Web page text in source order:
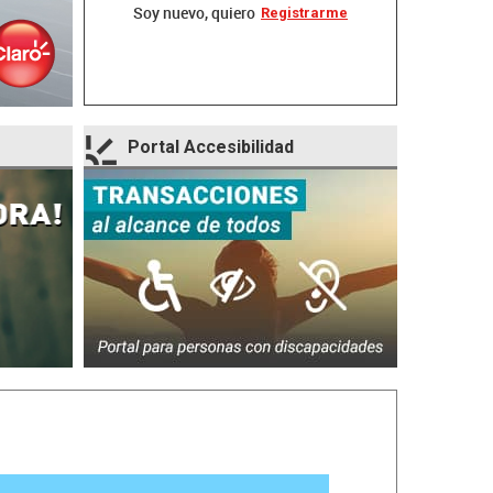
Soy nuevo, quiero Registrarme
Portal Accesibilidad